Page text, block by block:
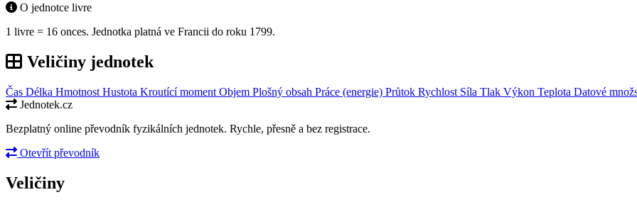
O jednotce livre
1 livre = 16 onces. Jednotka platná ve Francii do roku 1799.
Veličiny jednotek
Čas Délka Hmotnost Hustota Kroutící moment Objem Plošný obsah Práce (energie) Průtok Rychlost Síla Tlak Výkon Teplota Datové
Jednotek.cz
Bezplatný online převodník fyzikálních jednotek. Rychle, přesně a bez registrace.
Otevřít převodník
Veličiny